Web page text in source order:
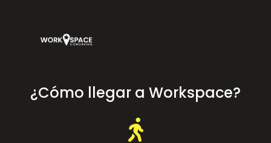
¿Cómo llegar a Workspace?
